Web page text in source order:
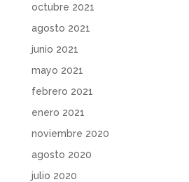
octubre 2021
agosto 2021
junio 2021
mayo 2021
febrero 2021
enero 2021
noviembre 2020
agosto 2020
julio 2020